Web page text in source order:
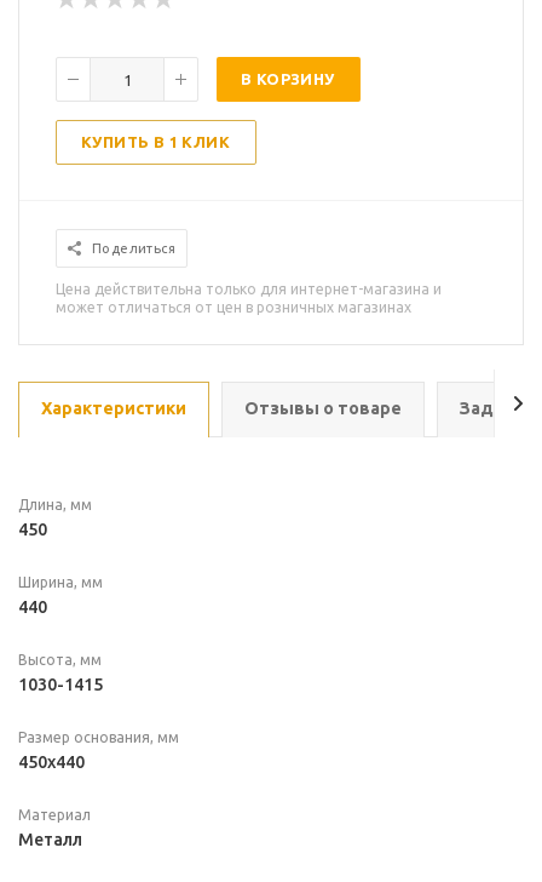
В КОРЗИНУ
КУПИТЬ В 1 КЛИК
Поделиться
Цена действительна только для интернет-магазина и
может отличаться от цен в розничных магазинах
Характеристики Отзывы о товаре Задать
Длина, мм
450
Ширина, мм
440
Высота, мм
1030-1415
Размер основания, мм
450х440
Материал
Металл